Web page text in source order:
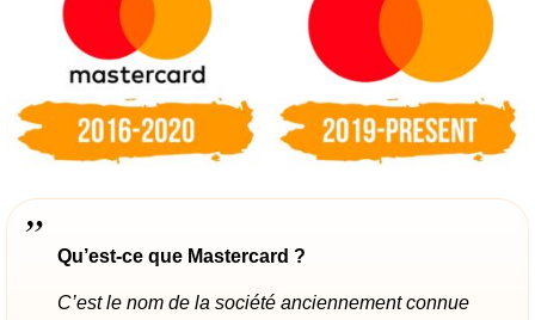
Qu’est-ce que Mastercard ?
C’est le nom de la société anciennement connue